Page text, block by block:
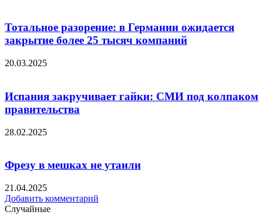
Тотальное разорение: в Германии ожидается
закрытие более 25 тысяч компаний
20.03.2025
Испания закручивает гайки: СМИ под колпаком
правительства
28.02.2025
Фрезу в мешках не утаили
21.04.2025
Добавить комментарий
Случайные